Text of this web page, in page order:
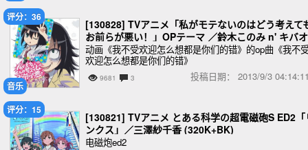
音乐
评分：36
[130828] TVアニメ「私がモテないのはどう考えて
お前らが悪い！」OPテーマ ／鈴木このみ n' キバオ
ブアキバ (320K)
动画《我不受欢迎怎么想都是你们的错》的op曲《我不
欢迎怎么想都是你们的错》
9681 3 投稿日期： 2013/9/3
评分：15
[130821] TVアニメ とある科学の超電磁砲S ED2「
ンクス」／三澤紗千香 (320K+BK)
电磁炮ed2